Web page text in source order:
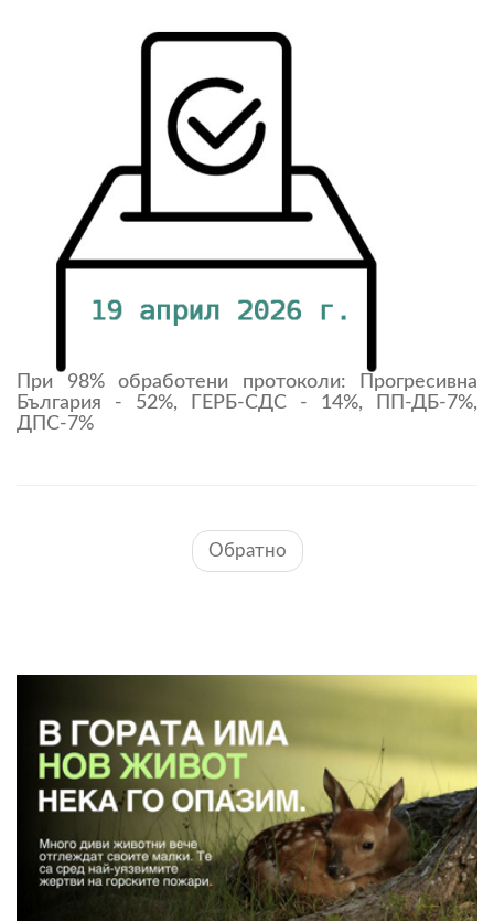
При 98% обработени протоколи: Прогресивна
България - 52%, ГЕРБ-СДС - 14%, ПП-ДБ-7%,
ДПС-7%
Обратно